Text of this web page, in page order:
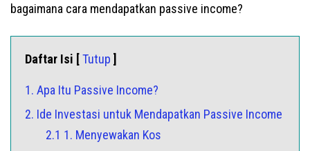
bagaimana cara mendapatkan passive income?
Daftar Isi [Tutup ]
1. Apa Itu Passive Income?
2. Ide Investasi untuk Mendapatkan Passive Income
2.1 1. Menyewakan Kos